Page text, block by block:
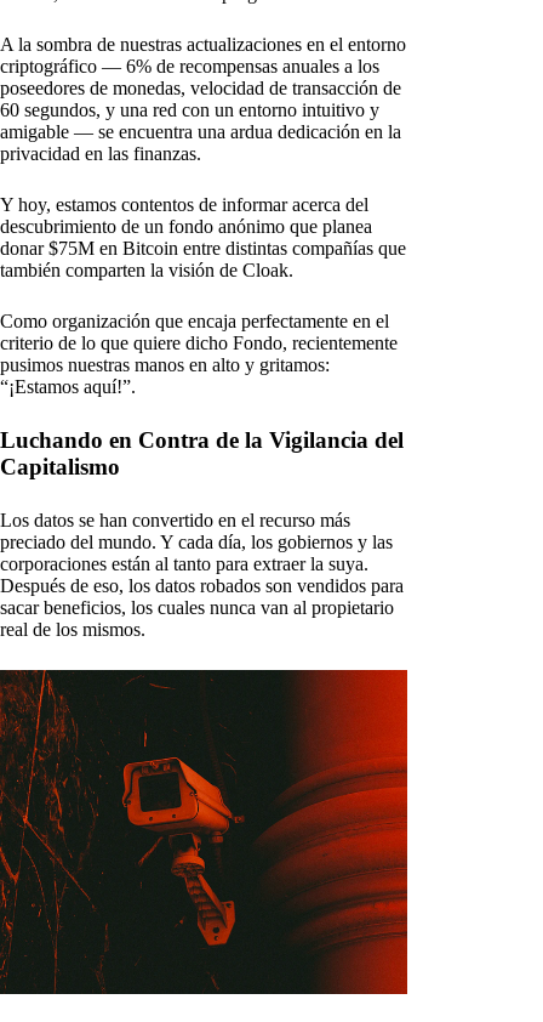
A la sombra de nuestras actualizaciones en el entorno
criptográfico — 6% de recompensas anuales a los
poseedores de monedas, velocidad de transacción de
60 segundos, y una red con un entorno intuitivo y
amigable — se encuentra una ardua dedicación en la
privacidad en las finanzas.
Y hoy, estamos contentos de informar acerca del
descubrimiento de un fondo anónimo que planea
donar $75M en Bitcoin entre distintas compañías que
también comparten la visión de Cloak.
Como organización que encaja perfectamente en el
criterio de lo que quiere dicho Fondo, recientemente
pusimos nuestras manos en alto y gritamos:
“¡Estamos aquí!”.
Luchando en Contra de la Vigilancia del
Capitalismo
Los datos se han convertido en el recurso más
preciado del mundo. Y cada día, los gobiernos y las
corporaciones están al tanto para extraer la suya.
Después de eso, los datos robados son vendidos para
sacar beneficios, los cuales nunca van al propietario
real de los mismos.